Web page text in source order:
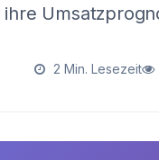
2 Min. Lesezeit